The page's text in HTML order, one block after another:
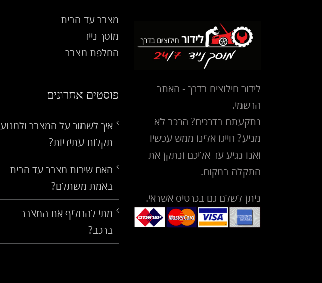
לידור חילוצים בדרך - האתר
הרשמי.
נתקעתם בדרכים? הרכב לא
מניע? חייגו אלינו ממש עכשיו
ואנו נגיע עד אליכם ונתקן את
התקלה במקום.
ניתן לשלם גם בכרטיס אשראי.
מצבר עד הבית
מוסך נייד
החלפת מצבר
פוסטים אחרונים
איך לשמור על המצבר ולמנוע
תקלות עתידיות?
האם שירות מצבר עד הבית
באמת משתלם?
מתי להחליף את המצבר
ברכב?